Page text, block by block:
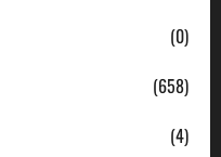
(0)
(658)
(4)